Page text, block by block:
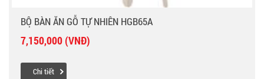
BỘ BÀN ĂN GỖ TỰ NHIÊN HGB65A
7,150,000 (VNĐ)
Chi tiết